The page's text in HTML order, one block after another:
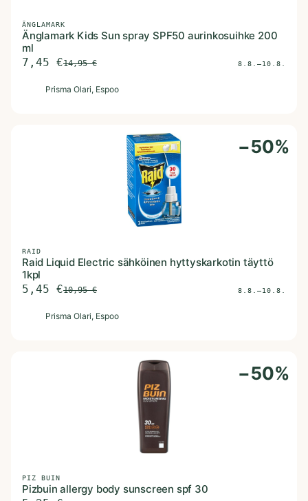
ÄNGLAMARK
Änglamark Kids Sun spray SPF50 aurinkosuihke 200
ml
7,45 €14,95€ 8.8.–10.8.
Prisma Olari, Espoo
−50%
RAID
Raid Liquid Electric sähköinen hyttyskarkotin täyttö
1kpl
5,45 €10,95€ 8.8.–10.8.
Prisma Olari, Espoo
−50%
PIZ BUIN
Pizbuin allergy body sunscreen spf 30